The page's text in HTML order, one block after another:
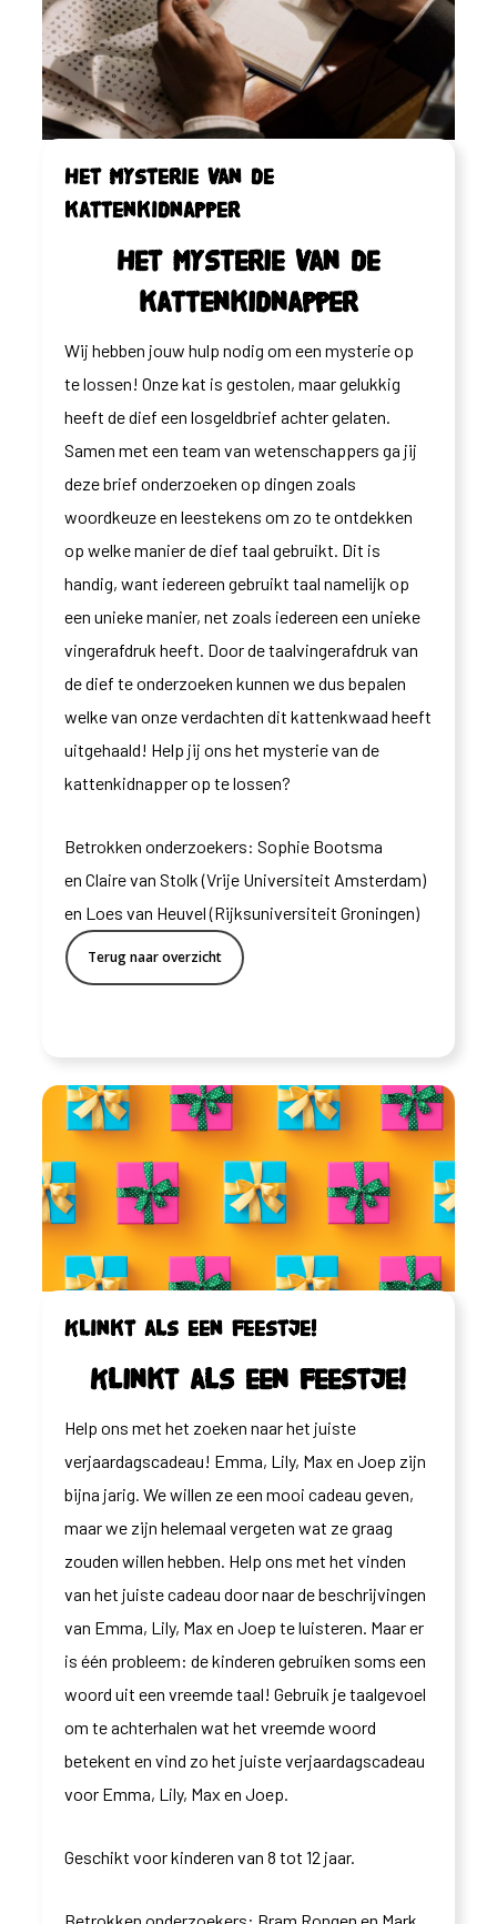
Het mysterie van de
kattenkidnapper
Het mysterie van de
kattenkidnapper
Wij hebben jouw hulp nodig om een mysterie op
te lossen! Onze kat is gestolen, maar gelukkig
heeft de dief een losgeldbrief achter gelaten.
Samen met een team van wetenschappers ga jij
deze brief onderzoeken op dingen zoals
woordkeuze en leestekens om zo te ontdekken
op welke manier de dief taal gebruikt. Dit is
handig, want iedereen gebruikt taal namelijk op
een unieke manier, net zoals iedereen een unieke
vingerafdruk heeft. Door de taalvingerafdruk van
de dief te onderzoeken kunnen we dus bepalen
welke van onze verdachten dit kattenkwaad heeft
uitgehaald! Help jij ons het mysterie van de
kattenkidnapper op te lossen?
Betrokken onderzoekers: Sophie Bootsma
en Claire van Stolk (Vrije Universiteit Amsterdam)
en Loes van Heuvel (Rijksuniversiteit Groningen)
Terug naar overzicht
Klinkt als een feestje!
Klinkt als een feestje!
Help ons met het zoeken naar het juiste
verjaardagscadeau! Emma, Lily, Max en Joep zijn
bijna jarig. We willen ze een mooi cadeau geven,
maar we zijn helemaal vergeten wat ze graag
zouden willen hebben. Help ons met het vinden
van het juiste cadeau door naar de beschrijvingen
van Emma, Lily, Max en Joep te luisteren. Maar er
is één probleem: de kinderen gebruiken soms een
woord uit een vreemde taal! Gebruik je taalgevoel
om te achterhalen wat het vreemde woord
betekent en vind zo het juiste verjaardagscadeau
voor Emma, Lily, Max en Joep.
Geschikt voor kinderen van 8 tot 12 jaar.